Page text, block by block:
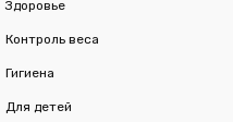
Здоровье
Контроль веса
Гигиена
Для детей